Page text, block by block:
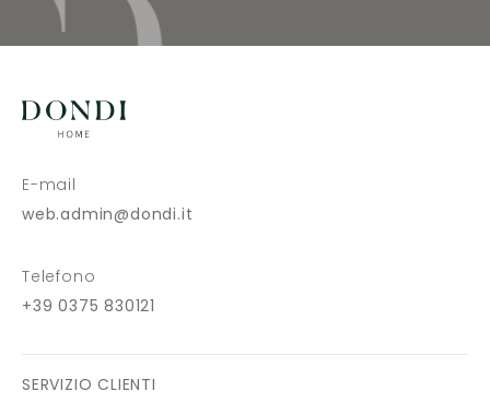
E-mail
web.admin@dondi.it
Telefono
+39 0375 830121
SERVIZIO CLIENTI